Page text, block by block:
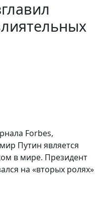
Forbes,
Путин является
в мире. Президент
на «вторых ролях»